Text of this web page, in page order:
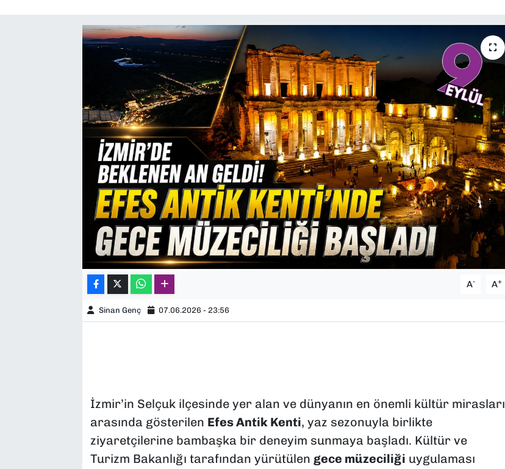
A- A+
Sinan Genç 07.06.2026 - 23:56
İzmir’in Selçuk ilçesinde yer alan ve dünyanın en önemli kültür mirasları
arasında gösterilen Efes Antik Kenti, yaz sezonuyla birlikte
ziyaretçilerine bambaşka bir deneyim sunmaya başladı. Kültür ve
Turizm Bakanlığı tarafından yürütülen gece müzeciliği uygulaması
YEREL YÖNETİMLER